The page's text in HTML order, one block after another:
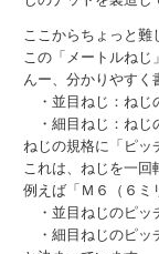
ここからちょっと難
この「メートルねじ
んー、分かりやすく
・並目ねじ：ねじ
・細目ねじ：ねじ
ねじの規格に「ピッ
これは、ねじを一回
例えば「Ｍ６（６ミ
・並目ねじのピッ
・細目ねじのピッ